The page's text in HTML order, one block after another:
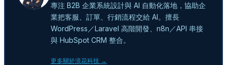
專注 B2B 企業系統設計與 AI 自動化落地，協助企
業把客服、訂單、行銷流程交給 AI。擅長
WordPress／Laravel 高階開發、n8n／API 串接
與 HubSpot CRM 整合。
更多關於浪花科技 →